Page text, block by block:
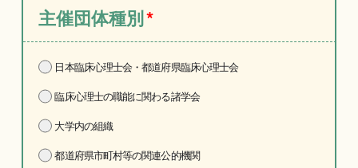
主催団体種別*
日本臨床心理士会・都道府県臨床心理士会
臨床心理士の職能に関わる諸学会
大学内の組織
都道府県市町村等の関連公的機関